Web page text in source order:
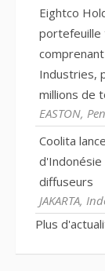
Eightco
portefeuille
Industries,
millions de
EASTON,
Coolita
d'Indonésie
diffuseurs
JAKARTA,
Plus